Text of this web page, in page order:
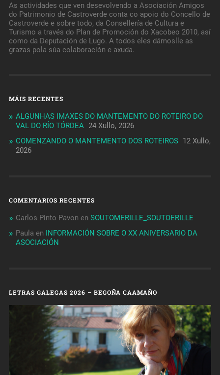
As actividades que ven desevolvendo a Asociación Amigos
do Patrimonio de Castroverde conta co apoio do Concello de
Castroverde e sobre todo, da Consellería de Cultura e
Turismo a través do Plan de Promoción do Xacobeo 2010, así
como da Deputación de Lugo. A todos eles dámoslle as
grazas pola súa colaboración e axuda.
MÁIS RECENTES
ALGUNHAS IMAXES DO MANTEMENTO DO ROTEIRO DO
VAL DO RÍO TÓRDEA 24 Xullo, 2026
COMENZANDO O MANTEMENTO DOS ROTEIROS 12 Xullo,
2026
COMENTARIOS RECENTES
Carlos Pinto Pavon en SOUTOMERILLE_SOUTOERILLE
Paula en INFORMACIÓN SOBRE O XX ANIVERSARIO DA
ASOCIACIÓN
LETRAS GALEGAS 2026 – BEGOÑA CAAMAÑO